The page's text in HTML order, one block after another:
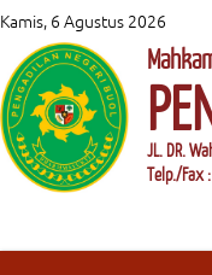
Kamis, 6 Agustus 2026
JL. DR.
Telp./Fax